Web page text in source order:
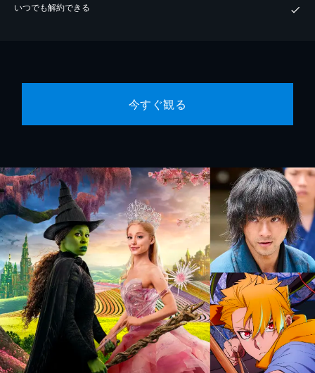
いつでも解約できる
今すぐ観る